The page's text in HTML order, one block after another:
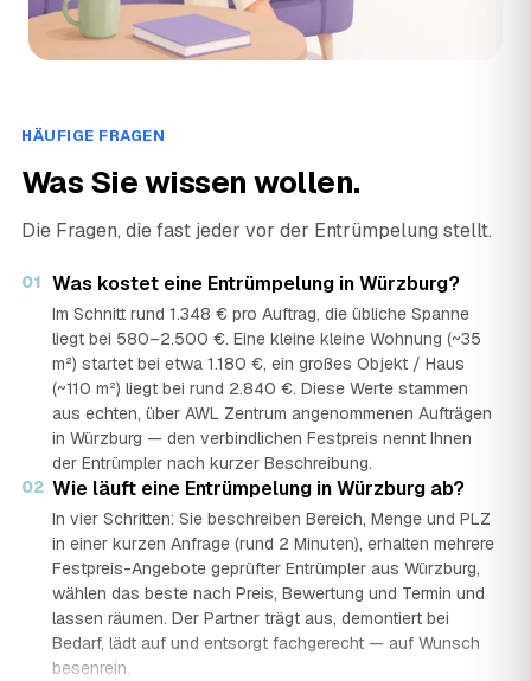
HÄUFIGE FRAGEN
Was Sie wissen wollen.
Die Fragen, die fast jeder vor der Entrümpelung stellt.
01 Was kostet eine Entrümpelung in Würzburg?
Im Schnitt rund 1.348 € pro Auftrag, die übliche Spanne
liegt bei 580–2.500 €. Eine kleine kleine Wohnung (~35
m²) startet bei etwa 1.180 €, ein großes Objekt / Haus
(~110 m²) liegt bei rund 2.840 €. Diese Werte stammen
aus echten, über AWL Zentrum angenommenen Aufträgen
in Würzburg — den verbindlichen Festpreis nennt Ihnen
der Entrümpler nach kurzer Beschreibung.
02 Wie läuft eine Entrümpelung in Würzburg ab?
In vier Schritten: Sie beschreiben Bereich, Menge und PLZ
in einer kurzen Anfrage (rund 2 Minuten), erhalten mehrere
Festpreis-Angebote geprüfter Entrümpler aus Würzburg,
wählen das beste nach Preis, Bewertung und Termin und
lassen räumen. Der Partner trägt aus, demontiert bei
Bedarf, lädt auf und entsorgt fachgerecht — auf Wunsch
besenrein.